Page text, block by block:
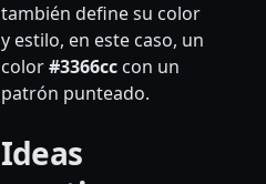
también define su color
y estilo, en este caso, un
color#3366cccon un
patrón punteado.
Ideas